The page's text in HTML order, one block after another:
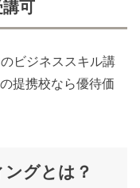
可
ビジネススキル講
提携校なら優待価
グとは？